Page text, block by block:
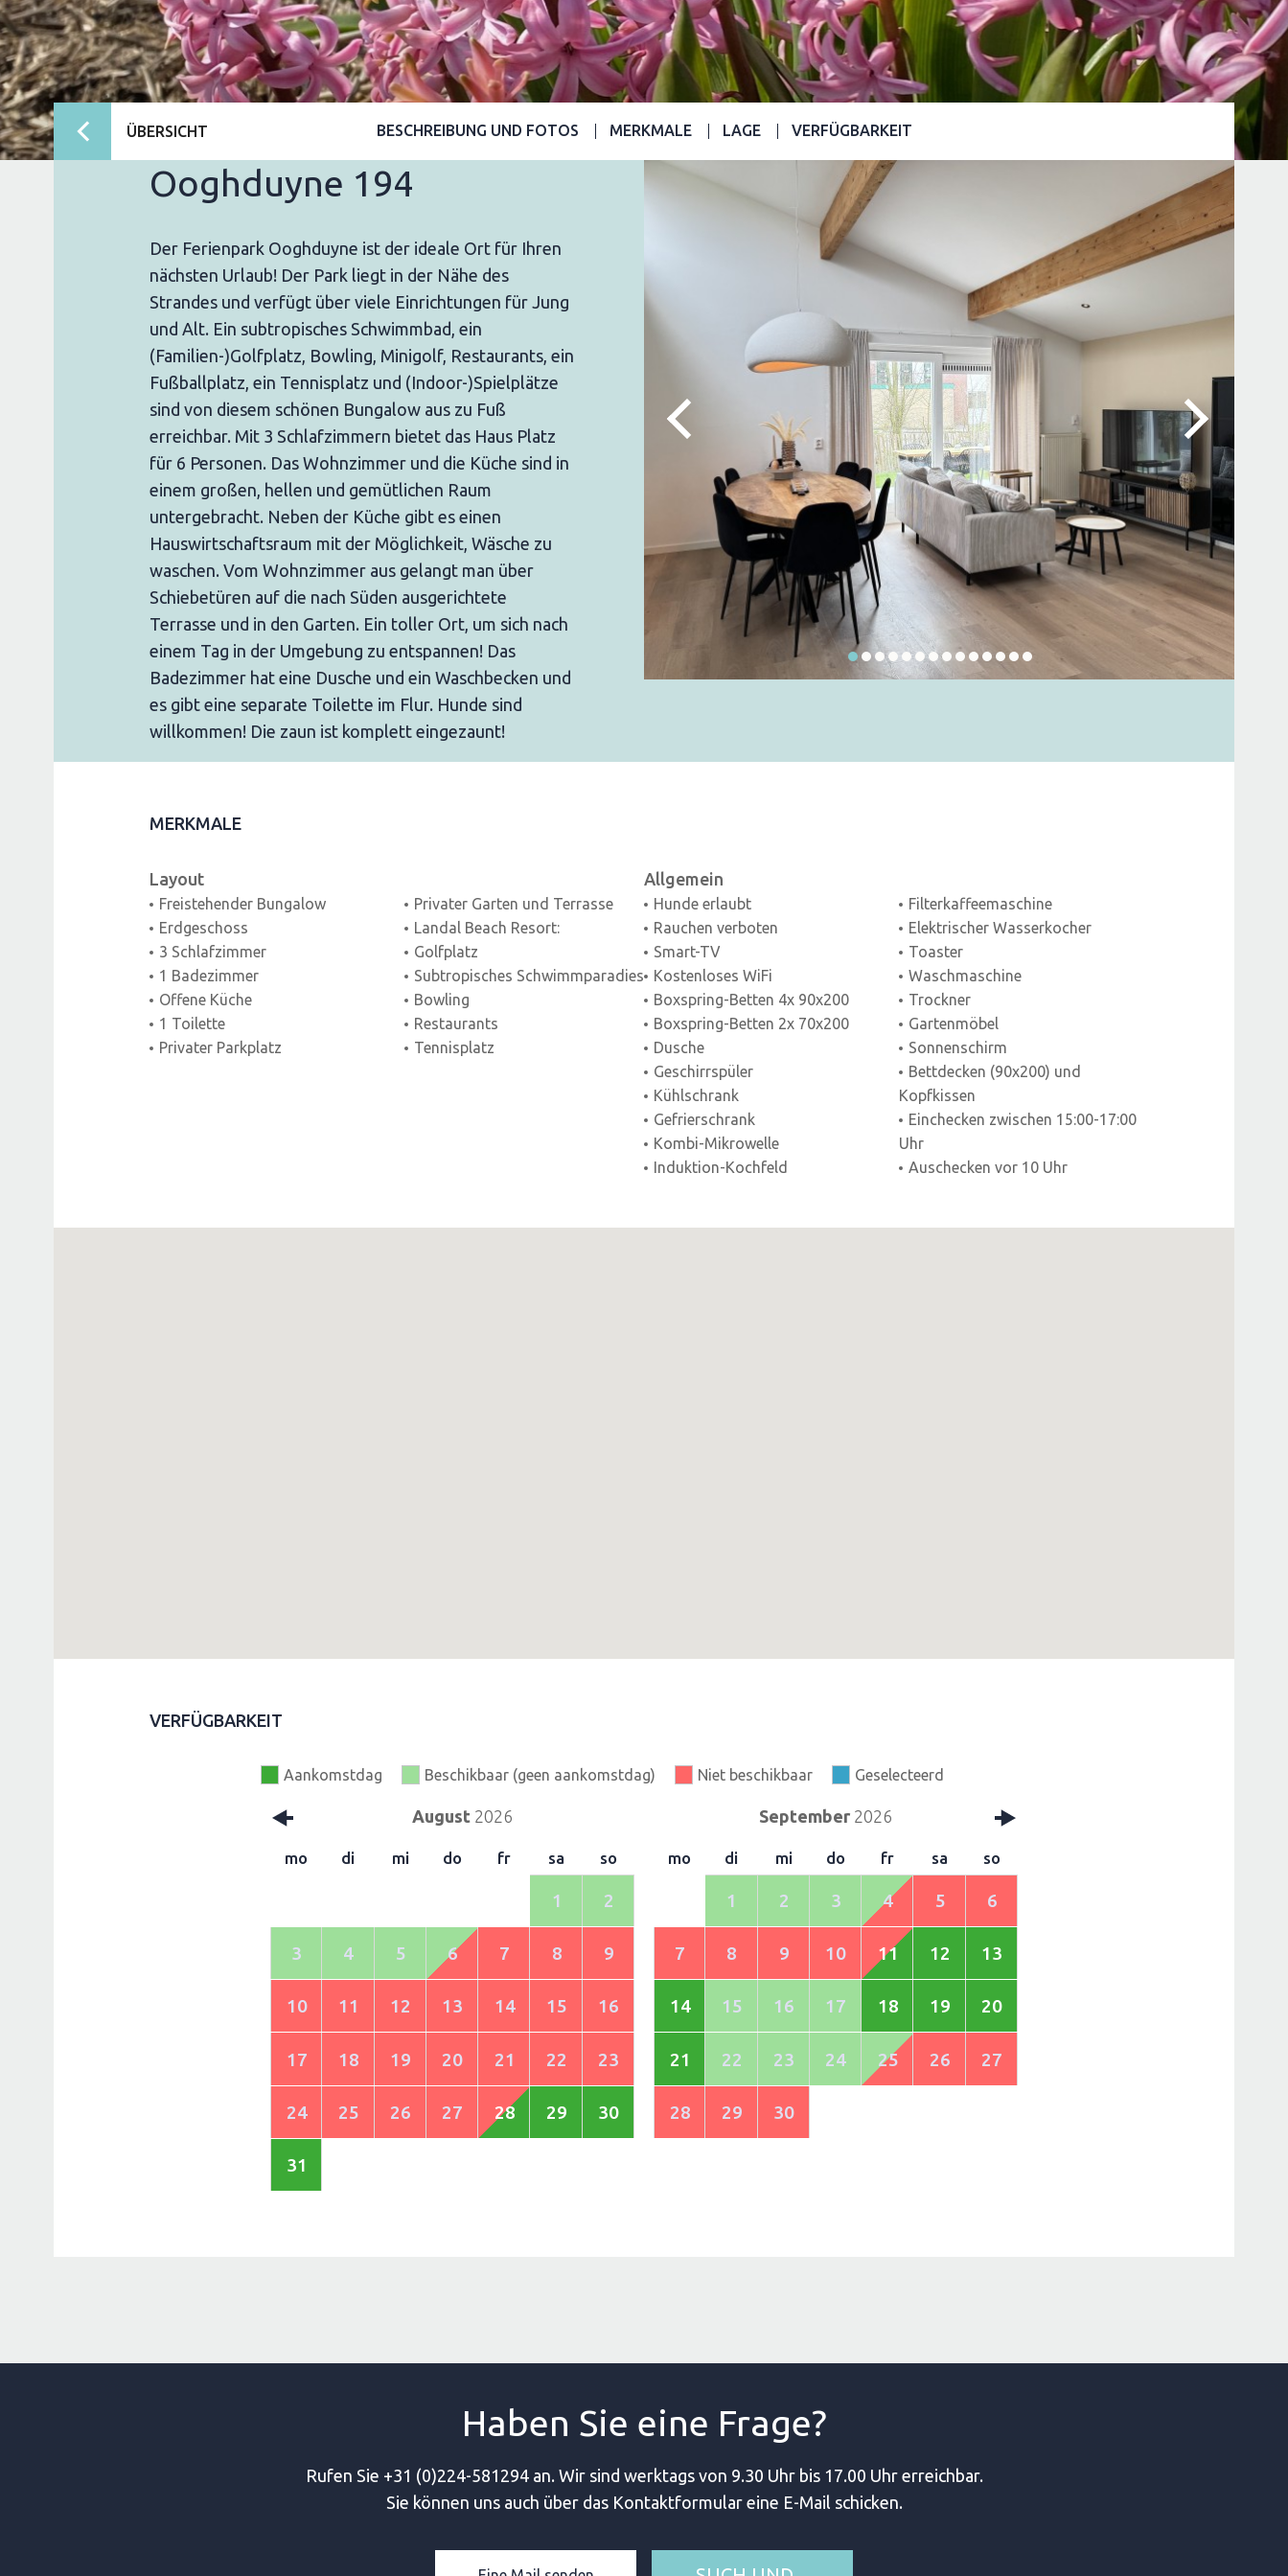
ÜBERSICHT BESCHREIBUNG UND FOTOS MERKMALE LAGE VERFÜGBARKEIT
Ooghduyne 194
Der Ferienpark Ooghduyne ist der ideale Ort für Ihren
nächsten Urlaub! Der Park liegt in der Nähe des
Strandes und verfügt über viele Einrichtungen für Jung
und Alt. Ein subtropisches Schwimmbad, ein
(Familien-)Golfplatz, Bowling, Minigolf, Restaurants, ein
Fußballplatz, ein Tennisplatz und (Indoor-)Spielplätze
sind von diesem schönen Bungalow aus zu Fuß
erreichbar. Mit 3 Schlafzimmern bietet das Haus Platz
für 6 Personen. Das Wohnzimmer und die Küche sind in
einem großen, hellen und gemütlichen Raum
untergebracht. Neben der Küche gibt es einen
Hauswirtschaftsraum mit der Möglichkeit, Wäsche zu
waschen. Vom Wohnzimmer aus gelangt man über
Schiebetüren auf die nach Süden ausgerichtete
Terrasse und in den Garten. Ein toller Ort, um sich nach
einem Tag in der Umgebung zu entspannen! Das
Badezimmer hat eine Dusche und ein Waschbecken und
es gibt eine separate Toilette im Flur. Hunde sind
willkommen! Die zaun ist komplett eingezaunt!
MERKMALE
Layout
Freistehender Bungalow
Erdgeschoss
3 Schlafzimmer
1 Badezimmer
Offene Küche
1 Toilette
Privater Parkplatz
Privater Garten und Terrasse
Landal Beach Resort:
Golfplatz
Subtropisches Schwimmparadies
Bowling
Restaurants
Tennisplatz
Allgemein
Hunde erlaubt
Rauchen verboten
Smart-TV
Kostenloses WiFi
Boxspring-Betten 4x 90x200
Boxspring-Betten 2x 70x200
Dusche
Geschirrspüler
Kühlschrank
Gefrierschrank
Kombi-Mikrowelle
Induktion-Kochfeld
Filterkaffeemaschine
Elektrischer Wasserkocher
Toaster
Waschmaschine
Trockner
Gartenmöbel
Sonnenschirm
Bettdecken (90x200) und
Kopfkissen
Einchecken zwischen 15:00-17:00
Uhr
Auschecken vor 10 Uhr
VERFÜGBARKEIT
Aankomstdag Beschikbaar (geen aankomstdag) Niet beschikbaar Geselecteerd
August 2026
mo di mi do fr sa so
1 2
3 4 5 6 7 8 9
10 11 12 13 14 15 16
17 18 19 20 21 22 23
24 25 26 27 28 29 30
31
September 2026
mo di mi do fr sa so
1 2 3 4 5 6
7 8 9 10 11 12 13
14 15 16 17 18 19 20
21 22 23 24 25 26 27
28 29 30
Haben Sie eine Frage?
Rufen Sie +31 (0)224-581294 an. Wir sind werktags von 9.30 Uhr bis 17.00 Uhr erreichbar.
Sie können uns auch über das Kontaktformular eine E-Mail schicken.